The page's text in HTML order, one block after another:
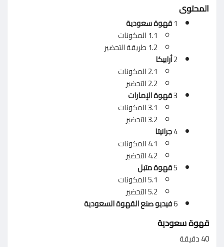
المحتوى
1قهوة سعودية
1.1 المكونات
1.2 طريقة التحضير
2أرابيكا
2.1 المكونات
2.2 التحضير
3قهوة الإمارات
3.1 المكونات
3.2 التحضير
4جرانيتا
4.1 المكونات
4.2 التحضير
5قهوة متبل
5.1 المكونات
5.2 التحضير
6فيديو صنع القهوة السعودية
قهوة سعودية
40 دقيقة